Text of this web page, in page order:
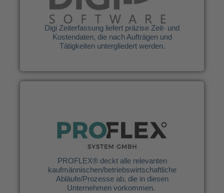
Digi Zeiterfassung liefert präzise Zeit- und
Kostendaten, die nach Aufträgen und
Tätigkeiten untergliedert werden.
Weitere Infos
PROFLEX® deckt alle relevanten
kaufmännischen/betriebswirtschaftliche
Abläufe/Prozesse ab, die in diesen
Unternehmen vorkommen.
PROFLEX® deckt alle relevanten
kaufmännischen/betriebswirtschaftliche
Abläufe/Prozesse ab, die in diesen
Unternehmen vorkommen.
Weitere Infos